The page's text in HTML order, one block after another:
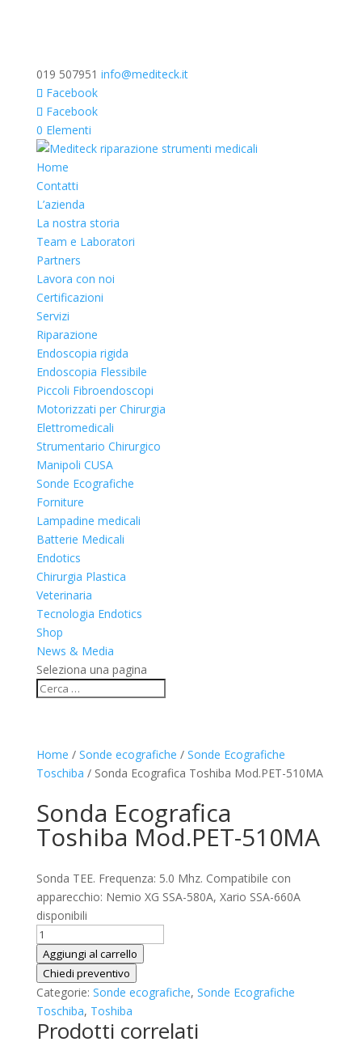
019 507951 info@mediteck.it
Facebook
Facebook
0 Elementi
Home
Contatti
L’azienda
La nostra storia
Team e Laboratori
Partners
Lavora con noi
Certificazioni
Servizi
Riparazione
Endoscopia rigida
Endoscopia Flessibile
Piccoli Fibroendoscopi
Motorizzati per Chirurgia
Elettromedicali
Strumentario Chirurgico
Manipoli CUSA
Sonde Ecografiche
Forniture
Lampadine medicali
Batterie Medicali
Endotics
Chirurgia Plastica
Veterinaria
Tecnologia Endotics
Shop
News & Media
Seleziona una pagina
Home / Sonde ecografiche / Sonde Ecografiche
Toschiba / Sonda Ecografica Toshiba Mod.PET-510MA
Sonda Ecografica
Toshiba Mod.PET-510MA
Sonda TEE. Frequenza: 5.0 Mhz. Compatibile con
apparecchio: Nemio XG SSA-580A, Xario SSA-660A
disponibili
Sonda
Ecografica
Toshiba
Mod.PET-
510MA
quantità
Aggiungi al carrello
Chiedi preventivo
Categorie: Sonde ecografiche, Sonde Ecografiche
Toschiba, Toshiba
Prodotti correlati